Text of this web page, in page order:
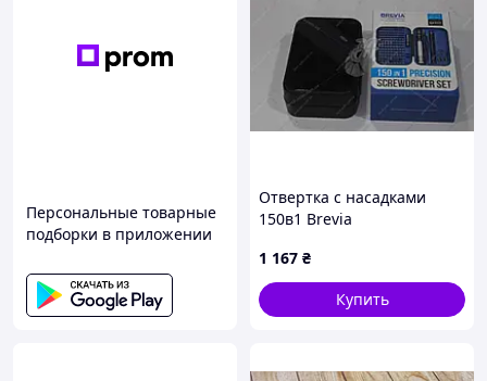
Персональные товарные
подборки в приложении
Отвертка с насадками
150в1 Brevia
1 167 ₴
Купить